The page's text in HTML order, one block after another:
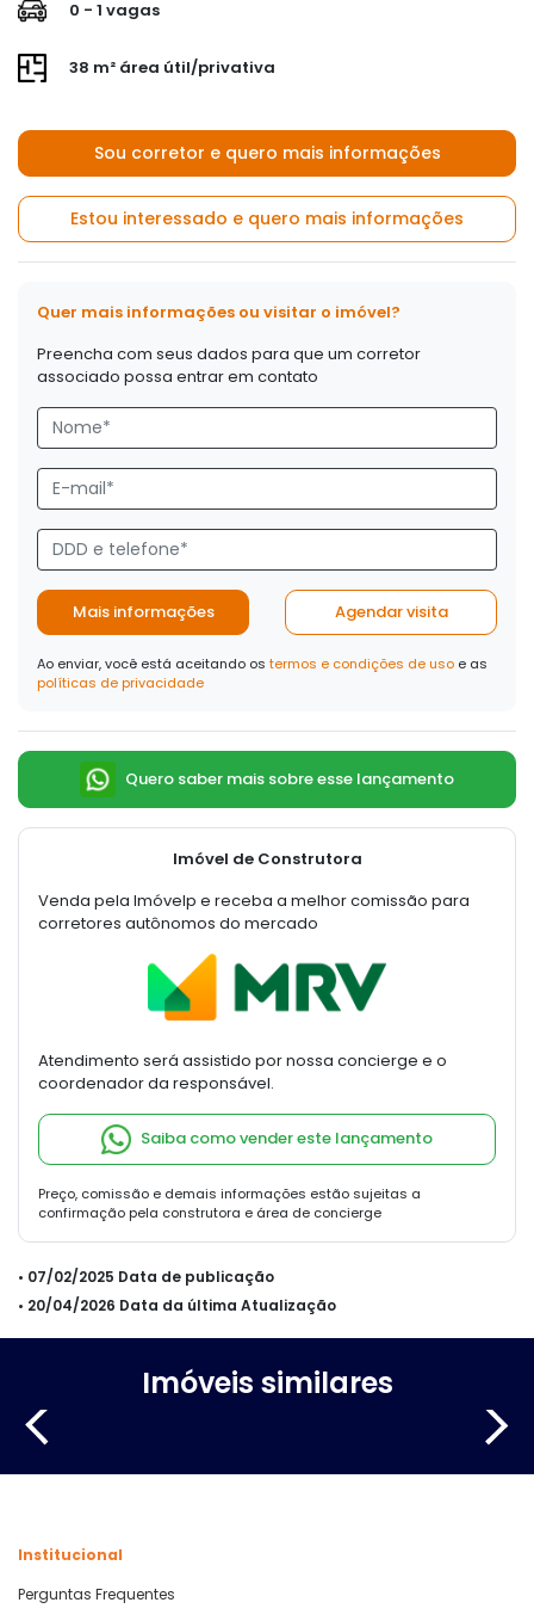
0 - 1 vagas
38 m² área útil/privativa
Sou corretor e quero mais informações
Estou interessado e quero mais informações
Quer mais informações ou visitar o imóvel?
Preencha com seus dados para que um corretor
associado possa entrar em contato
Mais informações Agendar visita
Ao enviar, você está aceitando os termos e condições de uso e as
políticas de privacidade
Quero saber mais sobre esse lançamento
Imóvel de Construtora
Venda pela Imóvelp e receba a melhor comissão para
corretores autônomos do mercado
Atendimento será assistido por nossa concierge e o
coordenador da responsável.
Saiba como vender este lançamento
Preço, comissão e demais informações estão sujeitas a
confirmação pela construtora e área de concierge
• 07/02/2025 Data de publicação
• 20/04/2026 Data da última Atualização
Imóveis similares
Institucional
Perguntas Frequentes